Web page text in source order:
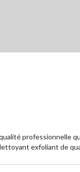
professionnelle
exfoliant de